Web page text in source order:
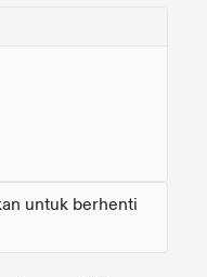
untuk berhenti